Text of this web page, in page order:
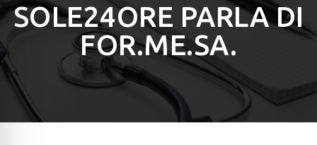
SOLE24ORE PARLA DI
FOR.ME.SA.